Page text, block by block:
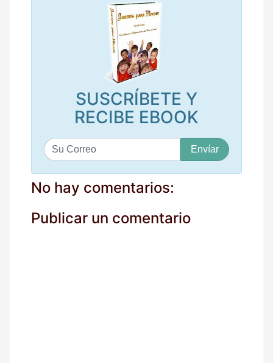
SUSCRÍBETE Y
RECIBE EBOOK
u
c
o
e
No hay comentarios:
Publicar un comentario